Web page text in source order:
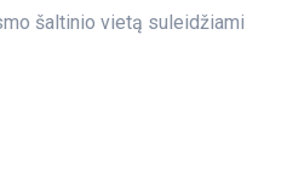
šaltinio vietą suleidžiami